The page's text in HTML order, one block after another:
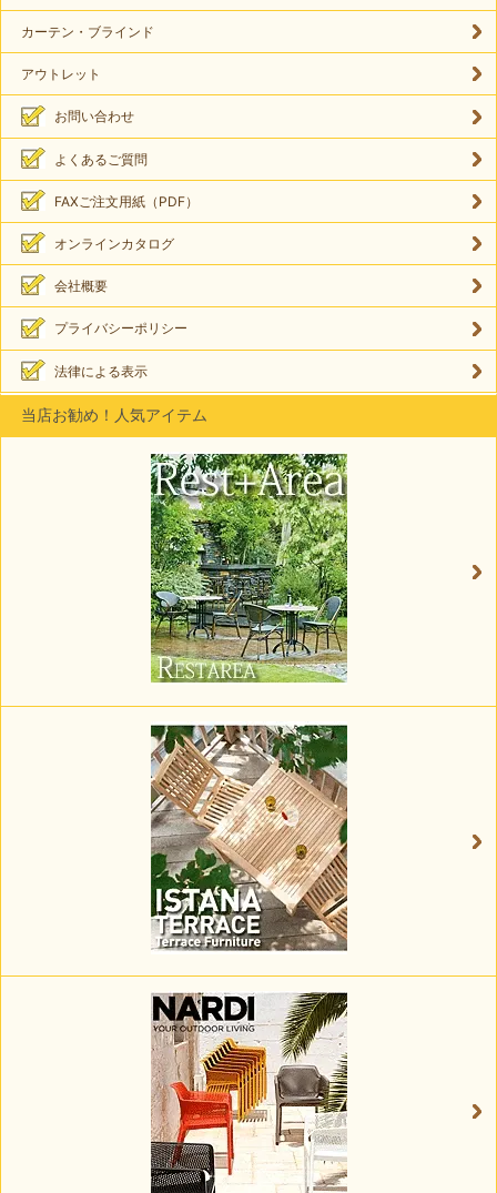
カーテン・ブラインド
アウトレット
お問い合わせ
よくあるご質問
FAXご注文用紙（PDF）
オンラインカタログ
会社概要
プライバシーポリシー
法律による表示
当店お勧め！人気アイテム